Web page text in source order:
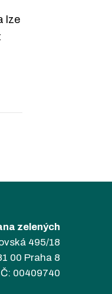
lze
zelených
495/18
00 Praha 8
00409740